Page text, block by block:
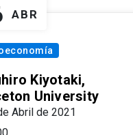
ABR
Kiyotaki,
University
Abril de 2021